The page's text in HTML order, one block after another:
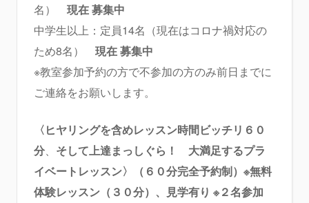
名） 現在 募集中
中学生以上：定員14名（現在はコロナ禍対応の
ため8名） 現在 募集中
※教室参加予約の方で不参加の方のみ前日までに
ご連絡をお願いします。
〈ヒヤリングを含めレッスン時間ビッチリ６０
分、 そして上達まっしぐら！ 大満足するプラ
イベートレッスン〉（６０分完全予約制）※無料
体験レッスン（３０分）、見学有り ※２名参加